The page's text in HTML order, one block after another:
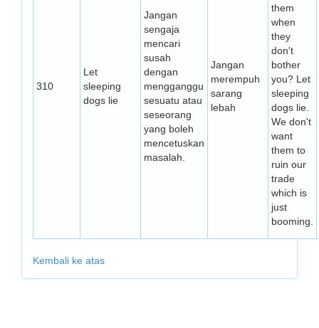
310
Let
sleeping
dogs lie
Jangan
sengaja
mencari
susah
dengan
mengganggu
sesuatu atau
seseorang
yang boleh
mencetuskan
masalah.
Jangan
merempuh
sarang
lebah
them
when
they
don't
bother
you? Let
sleeping
dogs lie.
We don't
want
them to
ruin our
trade
which is
just
booming.
Kembali ke atas